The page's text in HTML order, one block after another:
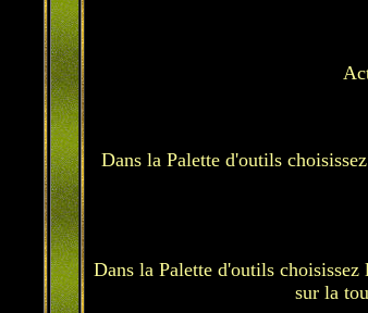
Dans la Palette d'outils
Dans la Palette d'outils
sur la